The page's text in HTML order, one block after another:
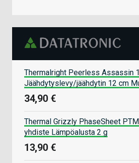
Thermalright Peerless Assassin
Jäähdytyslevy/jäähdytin 12 cm
34,90 €
Thermal Grizzly PhaseSheet
yhdiste Lämpöalusta 2 g
13,90 €